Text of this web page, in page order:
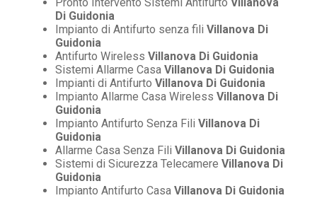
Di Guidonia
Impianto di Antifurto senza fili Villanova Di
Guidonia
Antifurto Wireless Villanova Di Guidonia
Sistemi Allarme Casa Villanova Di Guidonia
Impianti di Antifurto Villanova Di Guidonia
Impianto Allarme Casa Wireless Villanova Di
Guidonia
Impianto Antifurto Senza Fili Villanova Di
Guidonia
Allarme Casa Senza Fili Villanova Di Guidonia
Sistemi di Sicurezza Telecamere Villanova Di
Guidonia
Impianto Antifurto Casa Villanova Di Guidonia